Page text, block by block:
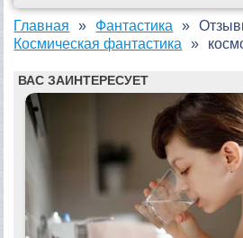
Главная
Фантастика
Космическая фантастика